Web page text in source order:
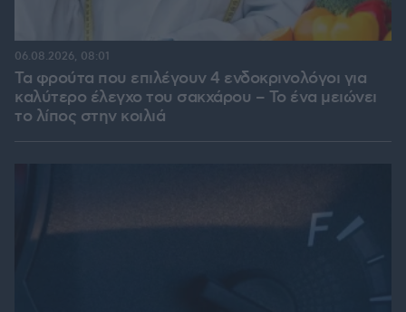
Τα φρούτα που επιλέγουν 4 ενδοκρινολόγοι για
καλύτερο έλεγχο του σακχάρου – Το ένα μειώνει
το λίπος στην κοιλιά
06.08.2026, 08:01